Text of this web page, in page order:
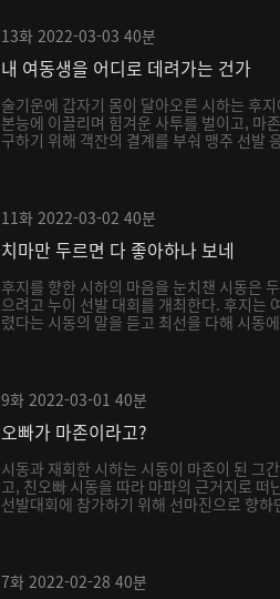
13화 2022-03-03 40분
내 여동생을 어디로 데려가는 건가
술기운에 갑자기 몸이 달아오른 시하는 후
본능에 이끌리며 힘겨운 사투를 벌이고, 마
구하기 위해 객잔의 결계를 부숴 맹주 선발
11화 2022-03-02 40분
치마만 두르면 다 좋아하나 보네
후지를 향한 시하의 마음을 눈치챈 시동은
으려고 누이 선발 대회를 개최한다. 후지는
렸다는 시동의 말을 듣고 최선을 다해 시동
9화 2022-03-01 40분
오빠가 마존이라고?
시동과 재회한 시하는 시동이 마존이 된 그
고, 친오빠 시동을 따라 마파의 근거지로 떠
선발대회에 참가하기 위해 선마진으로 향하
7화 2022-02-28 40분